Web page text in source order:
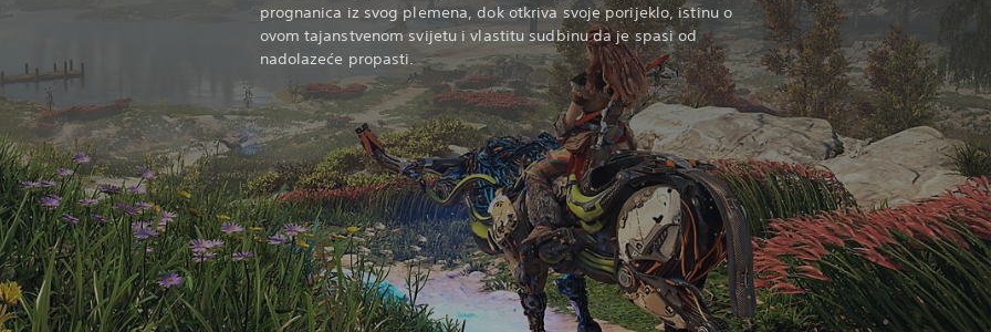
prognanica iz svog plemena, dok otkriva svoje porijeklo, istinu o
ovom tajanstvenom svijetu i vlastitu sudbinu da je spasi od
nadolazeće propasti.